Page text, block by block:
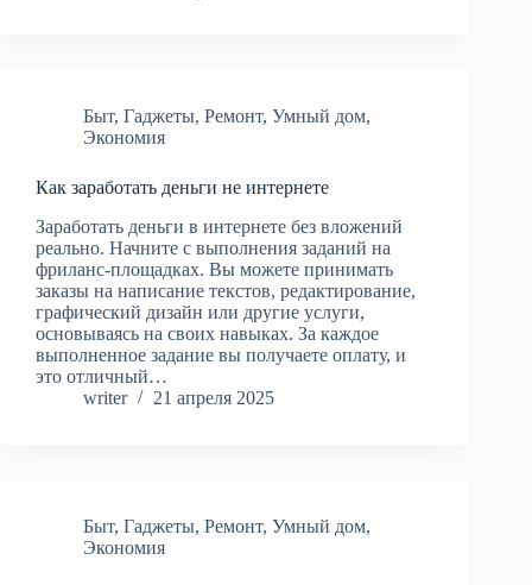
Быт, Гаджеты, Ремонт, Умный дом,
Экономия
Как заработать деньги не интернете
Заработать деньги в интернете без вложений
реально. Начните с выполнения заданий на
фриланс-площадках. Вы можете принимать
заказы на написание текстов, редактирование,
графический дизайн или другие услуги,
основываясь на своих навыках. За каждое
выполненное задание вы получаете оплату, и
это отличный…
writer
21 апреля 2025
Быт, Гаджеты, Ремонт, Умный дом,
Экономия